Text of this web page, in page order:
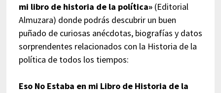
mi libro de historia de la política»(Editorial
Almuzara) donde podrás descubrir un buen
puñado de curiosas anécdotas, biografías y datos
sorprendentes relacionados con la Historia de la
política de todos los tiempos:
Eso No Estaba en mi Libro de Historia de la